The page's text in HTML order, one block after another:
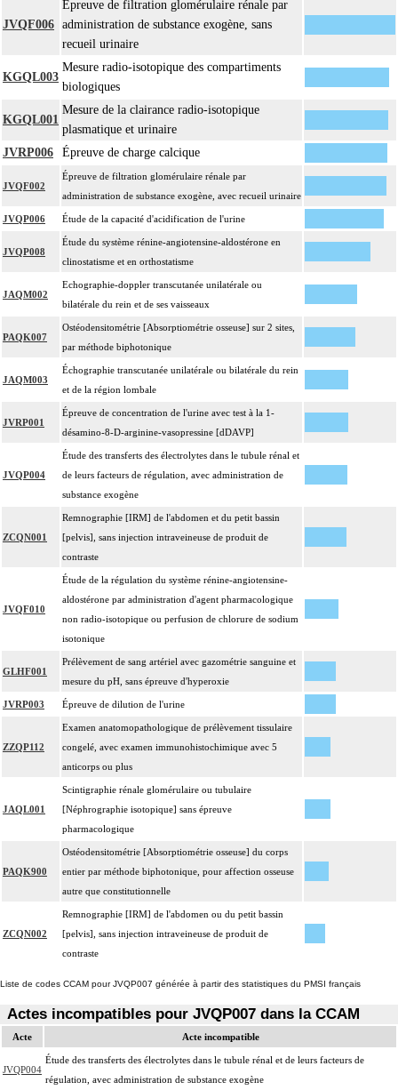
JVQF006
Épreuve de filtration glomérulaire rénale par
administration de substance exogène, sans
recueil urinaire
KGQL003
Mesure radio-isotopique des compartiments
biologiques
KGQL001
Mesure de la clairance radio-isotopique
plasmatique et urinaire
JVRP006
Épreuve de charge calcique
JVQF002
Épreuve de filtration glomérulaire rénale par
administration de substance exogène, avec recueil urinaire
JVQP006 Étude de la capacité d'acidification de l'urine
JVQP008
Étude du système rénine-angiotensine-aldostérone en
clinostatisme et en orthostatisme
JAQM002
Echographie-doppler transcutanée unilatérale ou
bilatérale du rein et de ses vaisseaux
PAQK007
Ostéodensitométrie [Absorptiométrie osseuse] sur 2 sites,
par méthode biphotonique
JAQM003
Échographie transcutanée unilatérale ou bilatérale du rein
et de la région lombale
JVRP001
Épreuve de concentration de l'urine avec test à la 1-
désamino-8-D-arginine-vasopressine [dDAVP]
JVQP004
Étude des transferts des électrolytes dans le tubule rénal et
de leurs facteurs de régulation, avec administration de
substance exogène
ZCQN001
Remnographie [IRM] de l'abdomen et du petit bassin
[pelvis], sans injection intraveineuse de produit de
contraste
JVQF010
Étude de la régulation du système rénine-angiotensine-
aldostérone par administration d'agent pharmacologique
non radio-isotopique ou perfusion de chlorure de sodium
isotonique
GLHF001
Prélèvement de sang artériel avec gazométrie sanguine et
mesure du pH, sans épreuve d'hyperoxie
JVRP003 Épreuve de dilution de l'urine
ZZQP112
Examen anatomopathologique de prélèvement tissulaire
congelé, avec examen immunohistochimique avec 5
anticorps ou plus
JAQL001
Scintigraphie rénale glomérulaire ou tubulaire
[Néphrographie isotopique] sans épreuve
pharmacologique
PAQK900
Ostéodensitométrie [Absorptiométrie osseuse] du corps
entier par méthode biphotonique, pour affection osseuse
autre que constitutionnelle
ZCQN002
Remnographie [IRM] de l'abdomen ou du petit bassin
[pelvis], sans injection intraveineuse de produit de
contraste
Liste de codes CCAM pour JVQP007 générée à partir des statistiques du PMSI français
Actes incompatibles pour JVQP007 dans la CCAM
Acte Acte incompatible
JVQP004
Étude des transferts des électrolytes dans le tubule rénal et de leurs facteurs de
régulation, avec administration de substance exogène